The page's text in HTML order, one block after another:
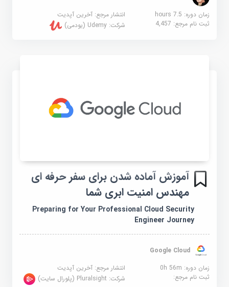
زمان دوره: 7.5 hours
انتشار مرجع:آخرین آپدیت
ثبت نام مرجع:4,457 شرکت:Udemy (یودمی)
آموزش آماده شدن برای سفر حرفه ای
مهندس امنیت ابری شما
Preparing for Your Professional Cloud Security
Engineer Journey
Google Cloud
زمان دوره: 0h 56m
انتشار مرجع:آخرین آپدیت
ثبت نام مرجع:
شرکت:Pluralsight (پلورال سایت)